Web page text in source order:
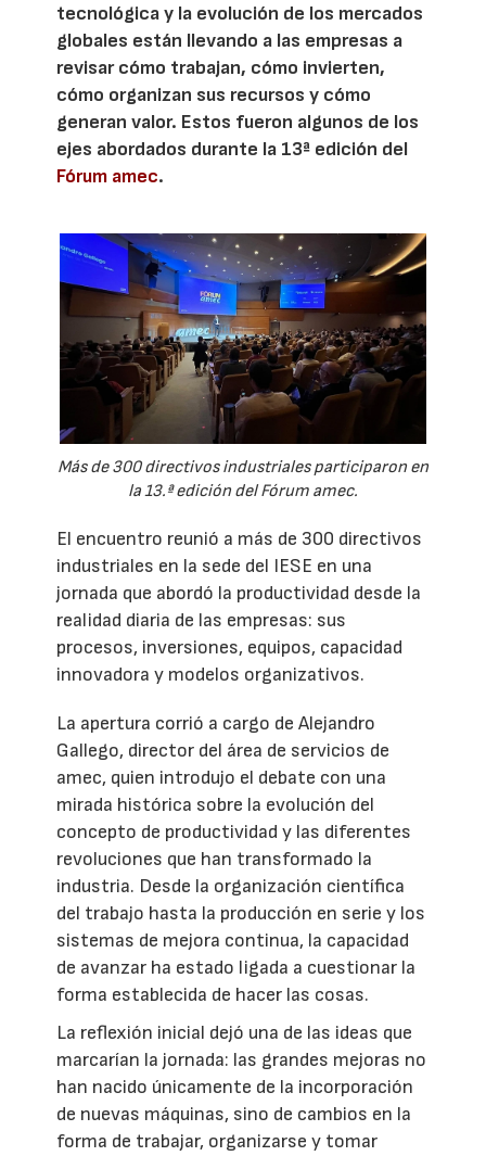
tecnológica y la evolución de los mercados
globales están llevando a las empresas a
revisar cómo trabajan, cómo invierten,
cómo organizan sus recursos y cómo
generan valor. Estos fueron algunos de los
ejes abordados durante la 13ª edición del
Fórum amec.
Más de 300 directivos industriales participaron en
la 13.ª edición del Fórum amec.
El encuentro reunió a más de 300 directivos
industriales en la sede del IESE en una
jornada que abordó la productividad desde la
realidad diaria de las empresas: sus
procesos, inversiones, equipos, capacidad
innovadora y modelos organizativos.
La apertura corrió a cargo de Alejandro
Gallego, director del área de servicios de
amec, quien introdujo el debate con una
mirada histórica sobre la evolución del
concepto de productividad y las diferentes
revoluciones que han transformado la
industria. Desde la organización científica
del trabajo hasta la producción en serie y los
sistemas de mejora continua, la capacidad
de avanzar ha estado ligada a cuestionar la
forma establecida de hacer las cosas.
La reflexión inicial dejó una de las ideas que
marcarían la jornada: las grandes mejoras no
han nacido únicamente de la incorporación
de nuevas máquinas, sino de cambios en la
forma de trabajar, organizarse y tomar